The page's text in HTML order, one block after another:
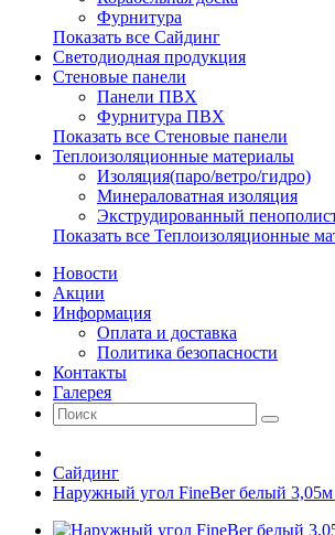
Фурнитура
Показать все Сайдинг
Светодиодная продукция
Стеновые панели
Панели ПВХ
Фурнитура ПВХ
Показать все Стеновые панели
Теплоизоляционные материалы
Изоляция(паро/ветро/гидро)
Минераловатная изоляция
Экструдированный
Показать все Теплоизоляционные
Новости
Акции
Информация
Оплата и доставка
Политика безопасности
Контакты
Галерея
Сайдинг
Наружный угол FineBer белый